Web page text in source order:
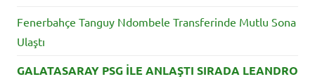
Fenerbahçe Tanguy Ndombele Transferinde Mutlu Sona
Ulaştı
GALATASARAY PSG İLE ANLAŞTI SIRADA LEANDRO